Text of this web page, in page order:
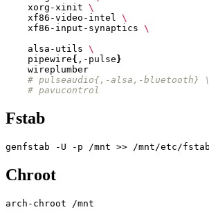
    xorg-xinit
    xf86-video-intel
    xf86-input-synaptics
    alsa-utils
    pipewire
{ ,-pulse }
# pulseaudio{,-alsa,-bluetooth} \
# pavucontrol
Fstab
Chroot